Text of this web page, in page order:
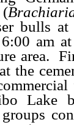
bulls at
am at
area.
the
Lake